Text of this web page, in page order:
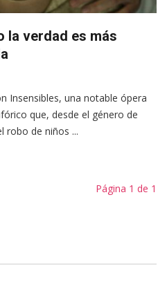
la verdad es más
Insensibles, una notable ópera
que, desde el género de
robo de niños ...
Página 1 de 1